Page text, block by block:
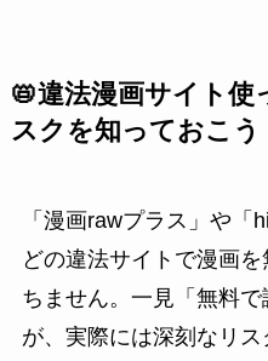
📛違法漫画サイト使
スクを知っておこう
「漫画rawプラス」や
どの違法サイトで漫画
ちません。一見「無料
が、実際には深刻なリ